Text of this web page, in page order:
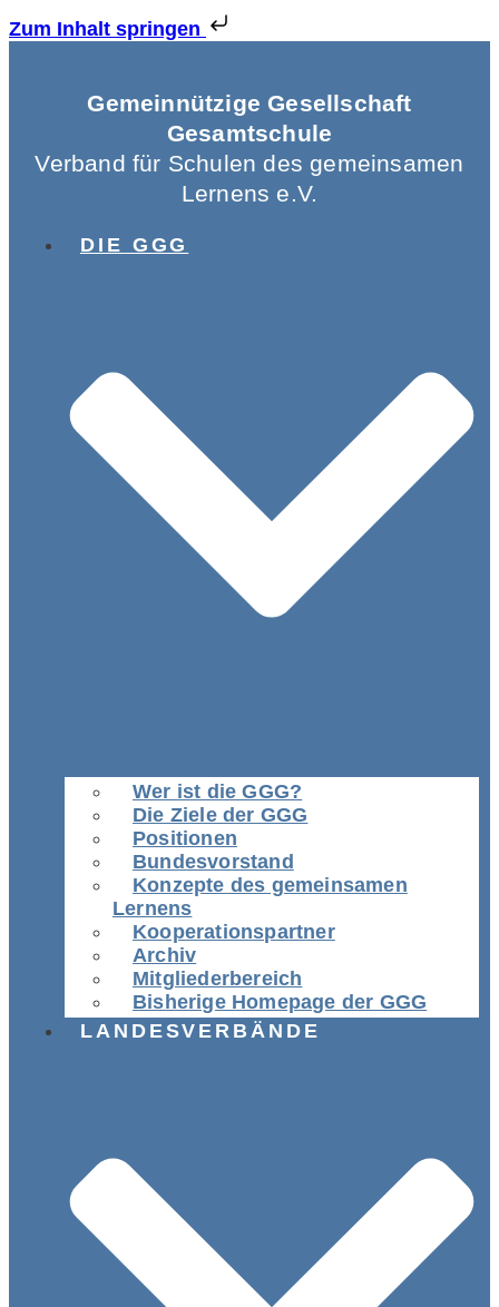
Zum Inhalt springen
Gemeinnützige Gesellschaft
Gesamtschule
Verband für Schulen des gemeinsamen
Lernens e.V.
DIE GGG
Wer ist die GGG?
Die Ziele der GGG
Positionen
Bundesvorstand
Konzepte des gemeinsamen
Lernens
Kooperationspartner
Archiv
Mitgliederbereich
Bisherige Homepage der GGG
LANDESVERBÄNDE